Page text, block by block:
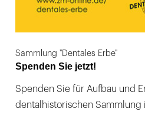
Sammlung "Dentales Erbe"
Spenden Sie jetzt!
Spenden Sie für Aufbau und
dentalhistorischen Sammlung